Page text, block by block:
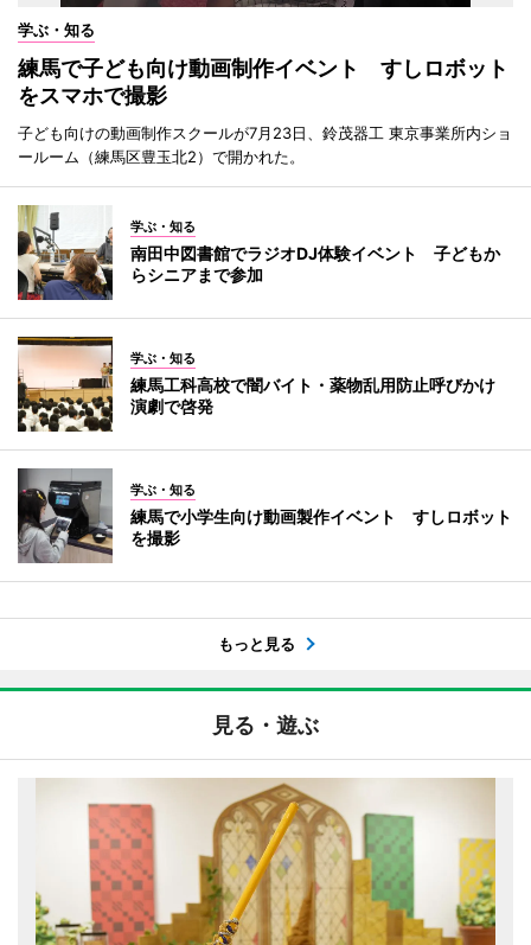
学ぶ・知る
練馬で子ども向け動画制作イベント すしロボット
をスマホで撮影
子ども向けの動画制作スクールが7月23日、鈴茂器工 東京事業所内ショ
ールーム（練馬区豊玉北2）で開かれた。
学ぶ・知る
南田中図書館でラジオDJ体験イベント 子どもか
らシニアまで参加
学ぶ・知る
練馬工科高校で闇バイト・薬物乱用防止呼びかけ
演劇で啓発
学ぶ・知る
練馬で小学生向け動画製作イベント すしロボット
を撮影
もっと見る
見る・遊ぶ